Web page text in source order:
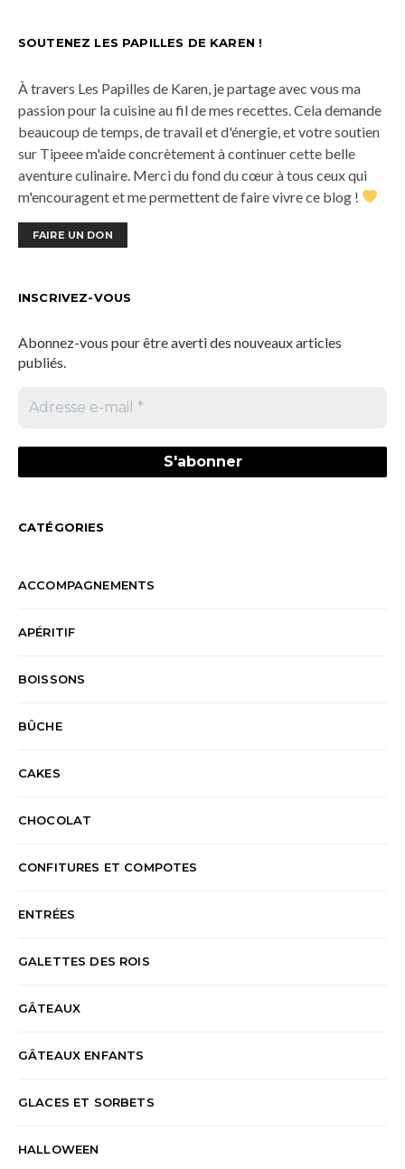
SOUTENEZ LES PAPILLES DE KAREN !
À travers Les Papilles de Karen, je partage avec vous ma
passion pour la cuisine au fil de mes recettes. Cela demande
beaucoup de temps, de travail et d'énergie, et votre soutien
sur Tipeee m'aide concrètement à continuer cette belle
aventure culinaire. Merci du fond du cœur à tous ceux qui
m'encouragent et me permettent de faire vivre ce blog !
FAIRE UN DON
INSCRIVEZ-VOUS
Abonnez-vous pour être averti des nouveaux articles
publiés.
CATÉGORIES
ACCOMPAGNEMENTS
APÉRITIF
BOISSONS
BÛCHE
CAKES
CHOCOLAT
CONFITURES ET COMPOTES
ENTRÉES
GALETTES DES ROIS
GÂTEAUX
GÂTEAUX ENFANTS
GLACES ET SORBETS
HALLOWEEN